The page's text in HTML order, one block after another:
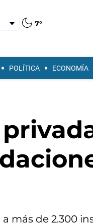
7°
POLÍTICA ECONOMÍA
más de 2.300